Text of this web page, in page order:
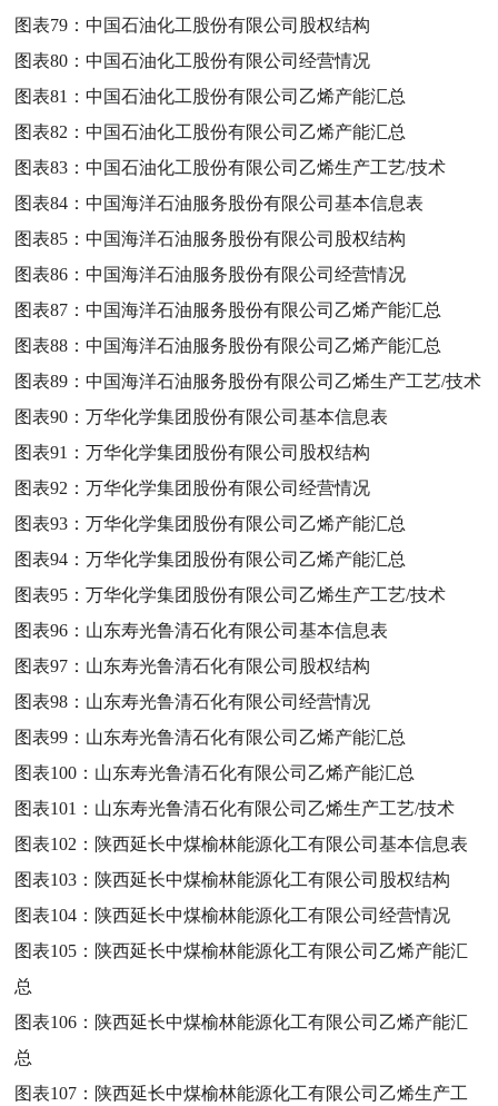
图表79：中国石油化工股份有限公司股权结构
图表80：中国石油化工股份有限公司经营情况
图表81：中国石油化工股份有限公司乙烯产能汇总
图表82：中国石油化工股份有限公司乙烯产能汇总
图表83：中国石油化工股份有限公司乙烯生产工艺/技术
图表84：中国海洋石油服务股份有限公司基本信息表
图表85：中国海洋石油服务股份有限公司股权结构
图表86：中国海洋石油服务股份有限公司经营情况
图表87：中国海洋石油服务股份有限公司乙烯产能汇总
图表88：中国海洋石油服务股份有限公司乙烯产能汇总
图表89：中国海洋石油服务股份有限公司乙烯生产工艺/技术
图表90：万华化学集团股份有限公司基本信息表
图表91：万华化学集团股份有限公司股权结构
图表92：万华化学集团股份有限公司经营情况
图表93：万华化学集团股份有限公司乙烯产能汇总
图表94：万华化学集团股份有限公司乙烯产能汇总
图表95：万华化学集团股份有限公司乙烯生产工艺/技术
图表96： 山东寿光鲁清石化有限公司基本信息表
图表97： 山东寿光鲁清石化有限公司股权结构
图表98： 山东寿光鲁清石化有限公司经营情况
图表99： 山东寿光鲁清石化有限公司乙烯产能汇总
图表100： 山东寿光鲁清石化有限公司乙烯产能汇总
图表101： 山东寿光鲁清石化有限公司乙烯生产工艺/技术
图表102： 陕西延长中煤榆林能源化工有限公司基本信息表
图表103： 陕西延长中煤榆林能源化工有限公司股权结构
图表104： 陕西延长中煤榆林能源化工有限公司经营情况
图表105： 陕西延长中煤榆林能源化工有限公司乙烯产能汇
总
图表106： 陕西延长中煤榆林能源化工有限公司乙烯产能汇
总
图表107： 陕西延长中煤榆林能源化工有限公司乙烯生产工